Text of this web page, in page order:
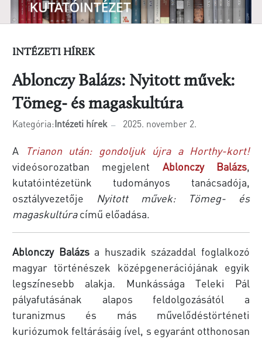
INTÉZETI HÍREK
Ablonczy Balázs: Nyitott művek:
Tömeg- és magaskultúra
Kategória:Intézeti hírek 2025. november 2.
A Trianon után: gondoljuk újra a Horthy-kort!
videósorozatban megjelent Ablonczy Balázs,
kutatóintézetünk tudományos tanácsadója,
osztályvezetője Nyitott művek: Tömeg- és
magaskultúracímű előadása.
Ablonczy Balázsa huszadik századdal foglalkozó
magyar történészek középgenerációjának egyik
legszínesebb alakja. Munkássága Teleki Pál
pályafutásának alapos feldolgozásától a
turanizmus és más művelődéstörténeti
kuriózumok feltárásáig ível, s egyaránt otthonosan